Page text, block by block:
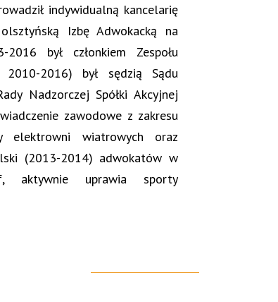
indywidualną kancelarię
Izbę Adwokacką na
był członkiem Zespołu
2016) był sędzią Sądu
Nadzorczej Spółki Akcyjnej
zawodowe z zakresu
elektrowni wiatrowych oraz
(2013-2014) adwokatów w
aktywnie uprawia sporty